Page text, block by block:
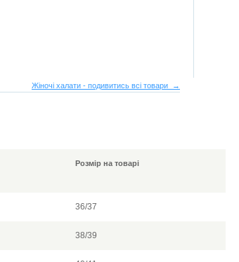
Жіночі халати - подивитись всі товари →
Розмір на товарі
36/37
38/39